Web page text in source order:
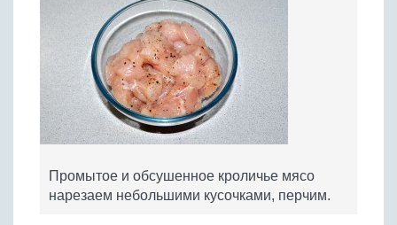
Промытое и обсушенное кроличье мясо
нарезаем небольшими кусочками, перчим.